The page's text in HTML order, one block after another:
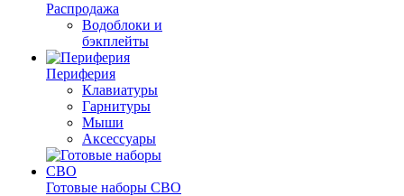
Распродажа
Водоблоки и
бэкплейты
Периферия
Клавиатуры
Гарнитуры
Мыши
Аксессуары
Готовые наборы СВО